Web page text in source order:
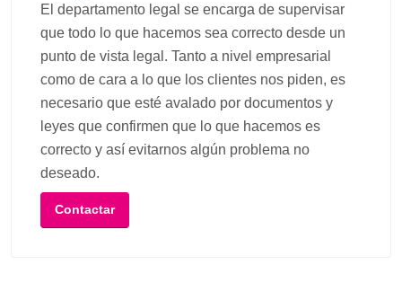
El departamento legal se encarga de supervisar
que todo lo que hacemos sea correcto desde un
punto de vista legal. Tanto a nivel empresarial
como de cara a lo que los clientes nos piden, es
necesario que esté avalado por documentos y
leyes que confirmen que lo que hacemos es
correcto y así evitarnos algún problema no
deseado.
Contactar